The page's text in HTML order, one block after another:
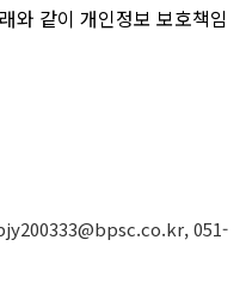
와 같이 개인정보 보호책임
051-